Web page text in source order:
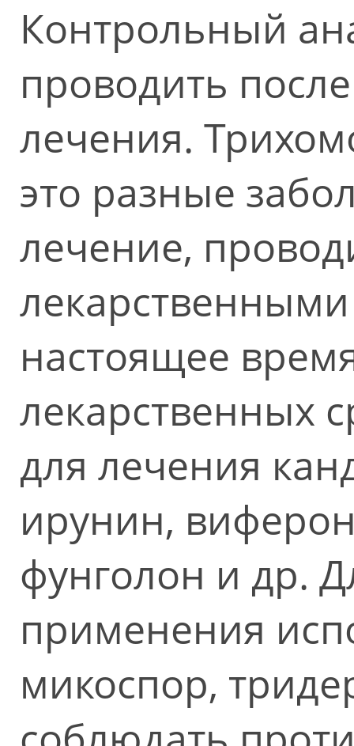
Контрольный
проводить
лечения.
это разные
лечение,
настоящее
лекарственных
для лечения
ирунин,
фунголон и др.
применения
микоспор,